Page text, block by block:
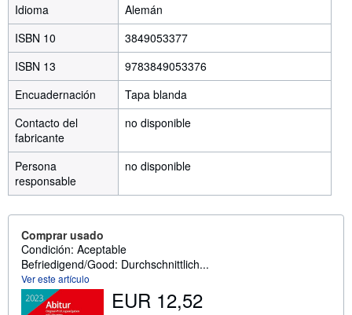
Idioma
Alemán
ISBN 10
3849053377
ISBN 13
9783849053376
Encuadernación
Tapa blanda
Contacto del
fabricante
no disponible
Persona
responsable
no disponible
Comprar usado
Condición: Aceptable
Befriedigend/Good: Durchschnittlich...
Ver este artículo
EUR 12,52